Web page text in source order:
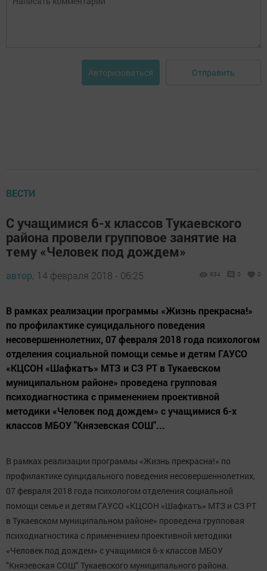
Авторизоваться Отправить
ВЕСТИ
C учащимися 6-х классов Тукаевского
района провели групповое занятие на
тему «Человек под дождем»
автор, 14 февраля 2018 - 06:25 834 0 0
В рамках реализации программы «Жизнь прекрасна!»
по профилактике суицидального поведения
несовершеннолетних, 07 февраля 2018 года психологом
отделения социальной помощи семье и детям ГАУСО
«КЦСОН «Шафкатъ» МТЗ и СЗ РТ в Тукаевском
муниципальном районе» проведена групповая
психодиагностика с применением проективной
методики «Человек под дождем» с учащимися 6-х
классов МБОУ "Князевская СОШ"...
В рамках реализации программы «Жизнь прекрасна!» по
профилактике суицидального поведения несовершеннолетних,
07 февраля 2018 года психологом отделения социальной
помощи семье и детям ГАУСО «КЦСОН «Шафкатъ» МТЗ и СЗ РТ
в Тукаевском муниципальном районе» проведена групповая
психодиагностика с применением проективной методики
«Человек под дождем» с учащимися 6-х классов МБОУ
"Князевская СОШ" Тукаевского муниципального района.